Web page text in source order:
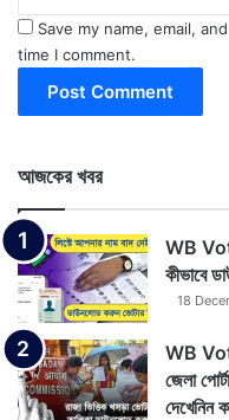
Save my name, email,
time I comment.
আজকের খবর
WB
কীভাবে
18
WB
জেলা
দেখেনিন